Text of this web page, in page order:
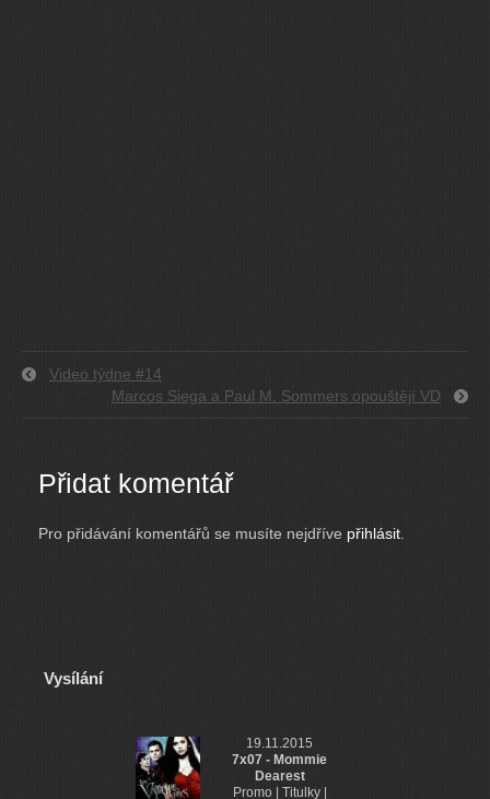
Video týdne #14
Marcos Siega a Paul M. Sommers opouštějí VD
Přidat komentář
Pro přidávání komentářů se musíte nejdříve přihlásit
Vysílání
19.11.2015
7x07 - Mommie
Dearest
Promo | Titulky |